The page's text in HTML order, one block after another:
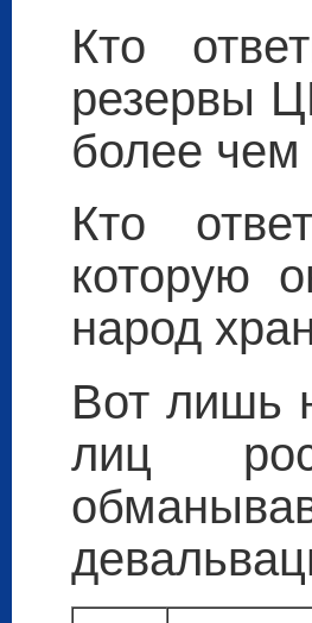
Кто
резервы
более чем
Кто
которую
народ
Вот лишь
лиц